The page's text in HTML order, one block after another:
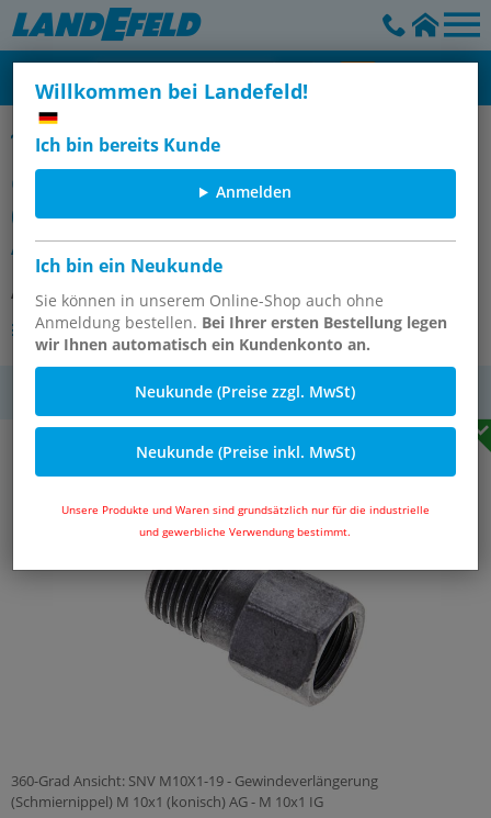
Willkommen bei Landefeld!
Ich bin bereits Kunde
Anmelden
Ich bin ein Neukunde
Sie können in unserem Online-Shop auch ohne
Anmeldung bestellen. Bei Ihrer ersten Bestellung legen
wir Ihnen automatisch ein Kundenkonto an.
Neukunde (Preise zzgl. MwSt)
Neukunde (Preise inkl. MwSt)
Unsere Produkte und Waren sind grundsätzlich nur für die industrielle
und gewerbliche Verwendung bestimmt.
Gewindeverlängerungen und Adapter für Schmiernippel, PN 100
Gewindeverlängerung
(Schmiernippel) M 10x1 (konisch)
AG - M 10x1 IG
Artikelnummer: SNV M10X1-19
Andere Varianten des Artikels
360-Grad Ansicht: SNV M10X1-19 - Gewindeverlängerung
(Schmiernippel) M 10x1 (konisch) AG - M 10x1 IG